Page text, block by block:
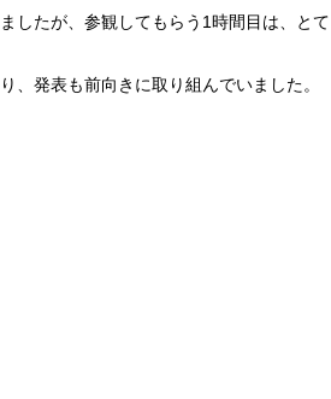
したが、参観してもらう1時間目は、と
、発表も前向きに取り組んでいました。